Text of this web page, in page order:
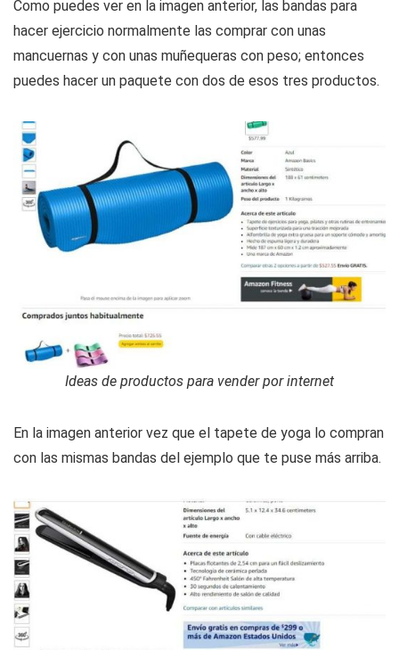
Como puedes ver en la imagen anterior, las bandas para
hacer ejercicio normalmente las comprar con unas
mancuernas y con unas muñequeras con peso; entonces
puedes hacer un paquete con dos de esos tres productos.
Ideas de productos para vender por internet
En la imagen anterior vez que el tapete de yoga lo compran
con las mismas bandas del ejemplo que te puse más arriba.